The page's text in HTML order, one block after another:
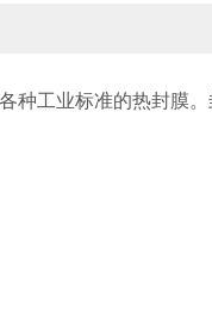
工业标准的热封膜。